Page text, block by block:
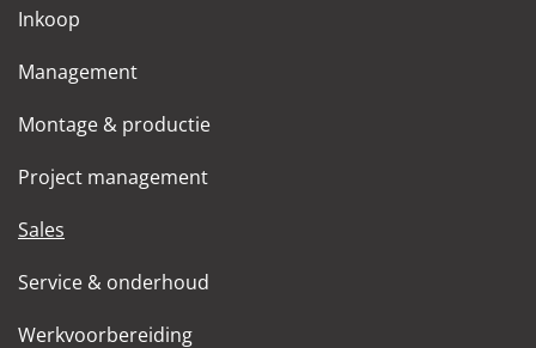
Inkoop
Management
Montage & productie
Project management
Sales
Service & onderhoud
Werkvoorbereiding